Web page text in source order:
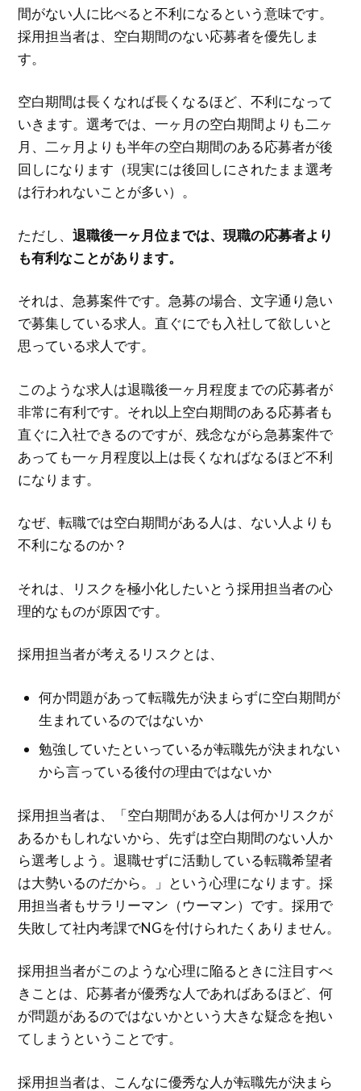
間がない人に比べると不利になるという意味です。
採用担当者は、空白期間のない応募者を優先しま
す。
空白期間は長くなれば長くなるほど、不利になって
いきます。選考では、一ヶ月の空白期間よりも二ヶ
月、二ヶ月よりも半年の空白期間のある応募者が後
回しになります（現実には後回しにされたまま選考
は行われないことが多い）。
ただし、退職後一ヶ月位までは、現職の応募者より
も有利なことがあります。
それは、急募案件です。急募の場合、文字通り急い
で募集している求人。直ぐにでも入社して欲しいと
思っている求人です。
このような求人は退職後一ヶ月程度までの応募者が
非常に有利です。それ以上空白期間のある応募者も
直ぐに入社できるのですが、残念ながら急募案件で
あっても一ヶ月程度以上は長くなればなるほど不利
になります。
なぜ、転職では空白期間がある人は、ない人よりも
不利になるのか？
それは、リスクを極小化したいとう採用担当者の心
理的なものが原因です。
採用担当者が考えるリスクとは、
何か問題があって転職先が決まらずに空白期間が
生まれているのではないか
勉強していたといっているが転職先が決まれない
から言っている後付の理由ではないか
採用担当者は、「空白期間がある人は何かリスクが
あるかもしれないから、先ずは空白期間のない人か
ら選考しよう。退職せずに活動している転職希望者
は大勢いるのだから。」という心理になります。採
用担当者もサラリーマン（ウーマン）です。採用で
失敗して社内考課でNGを付けられたくありません。
採用担当者がこのような心理に陥るときに注目すべ
きことは、応募者が優秀な人であればあるほど、何
が問題があるのではないかという大きな疑念を抱い
てしまうということです。
採用担当者は、こんなに優秀な人が転職先が決まら